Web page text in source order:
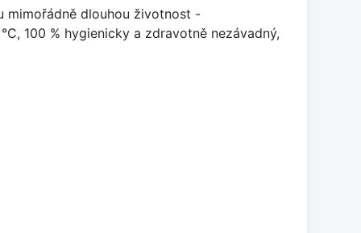
mimořádně dlouhou životnost -
100 % hygienicky a zdravotně nezávadný,